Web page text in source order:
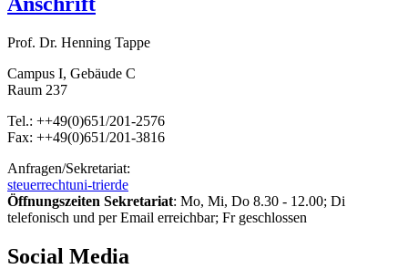
Prof. Dr. Henning Tappe
Campus I, Gebäude C
Raum 237
Tel.: ++49(0)651/201-2576
Fax: ++49(0)651/201-3816
Anfragen/Sekretariat:
steuerrechtuni-trierde
Öffnungszeiten Sekretariat: Mo, Mi, Do 8.30 - 12.00; Di
telefonisch und per Email erreichbar; Fr geschlossen
Social Media